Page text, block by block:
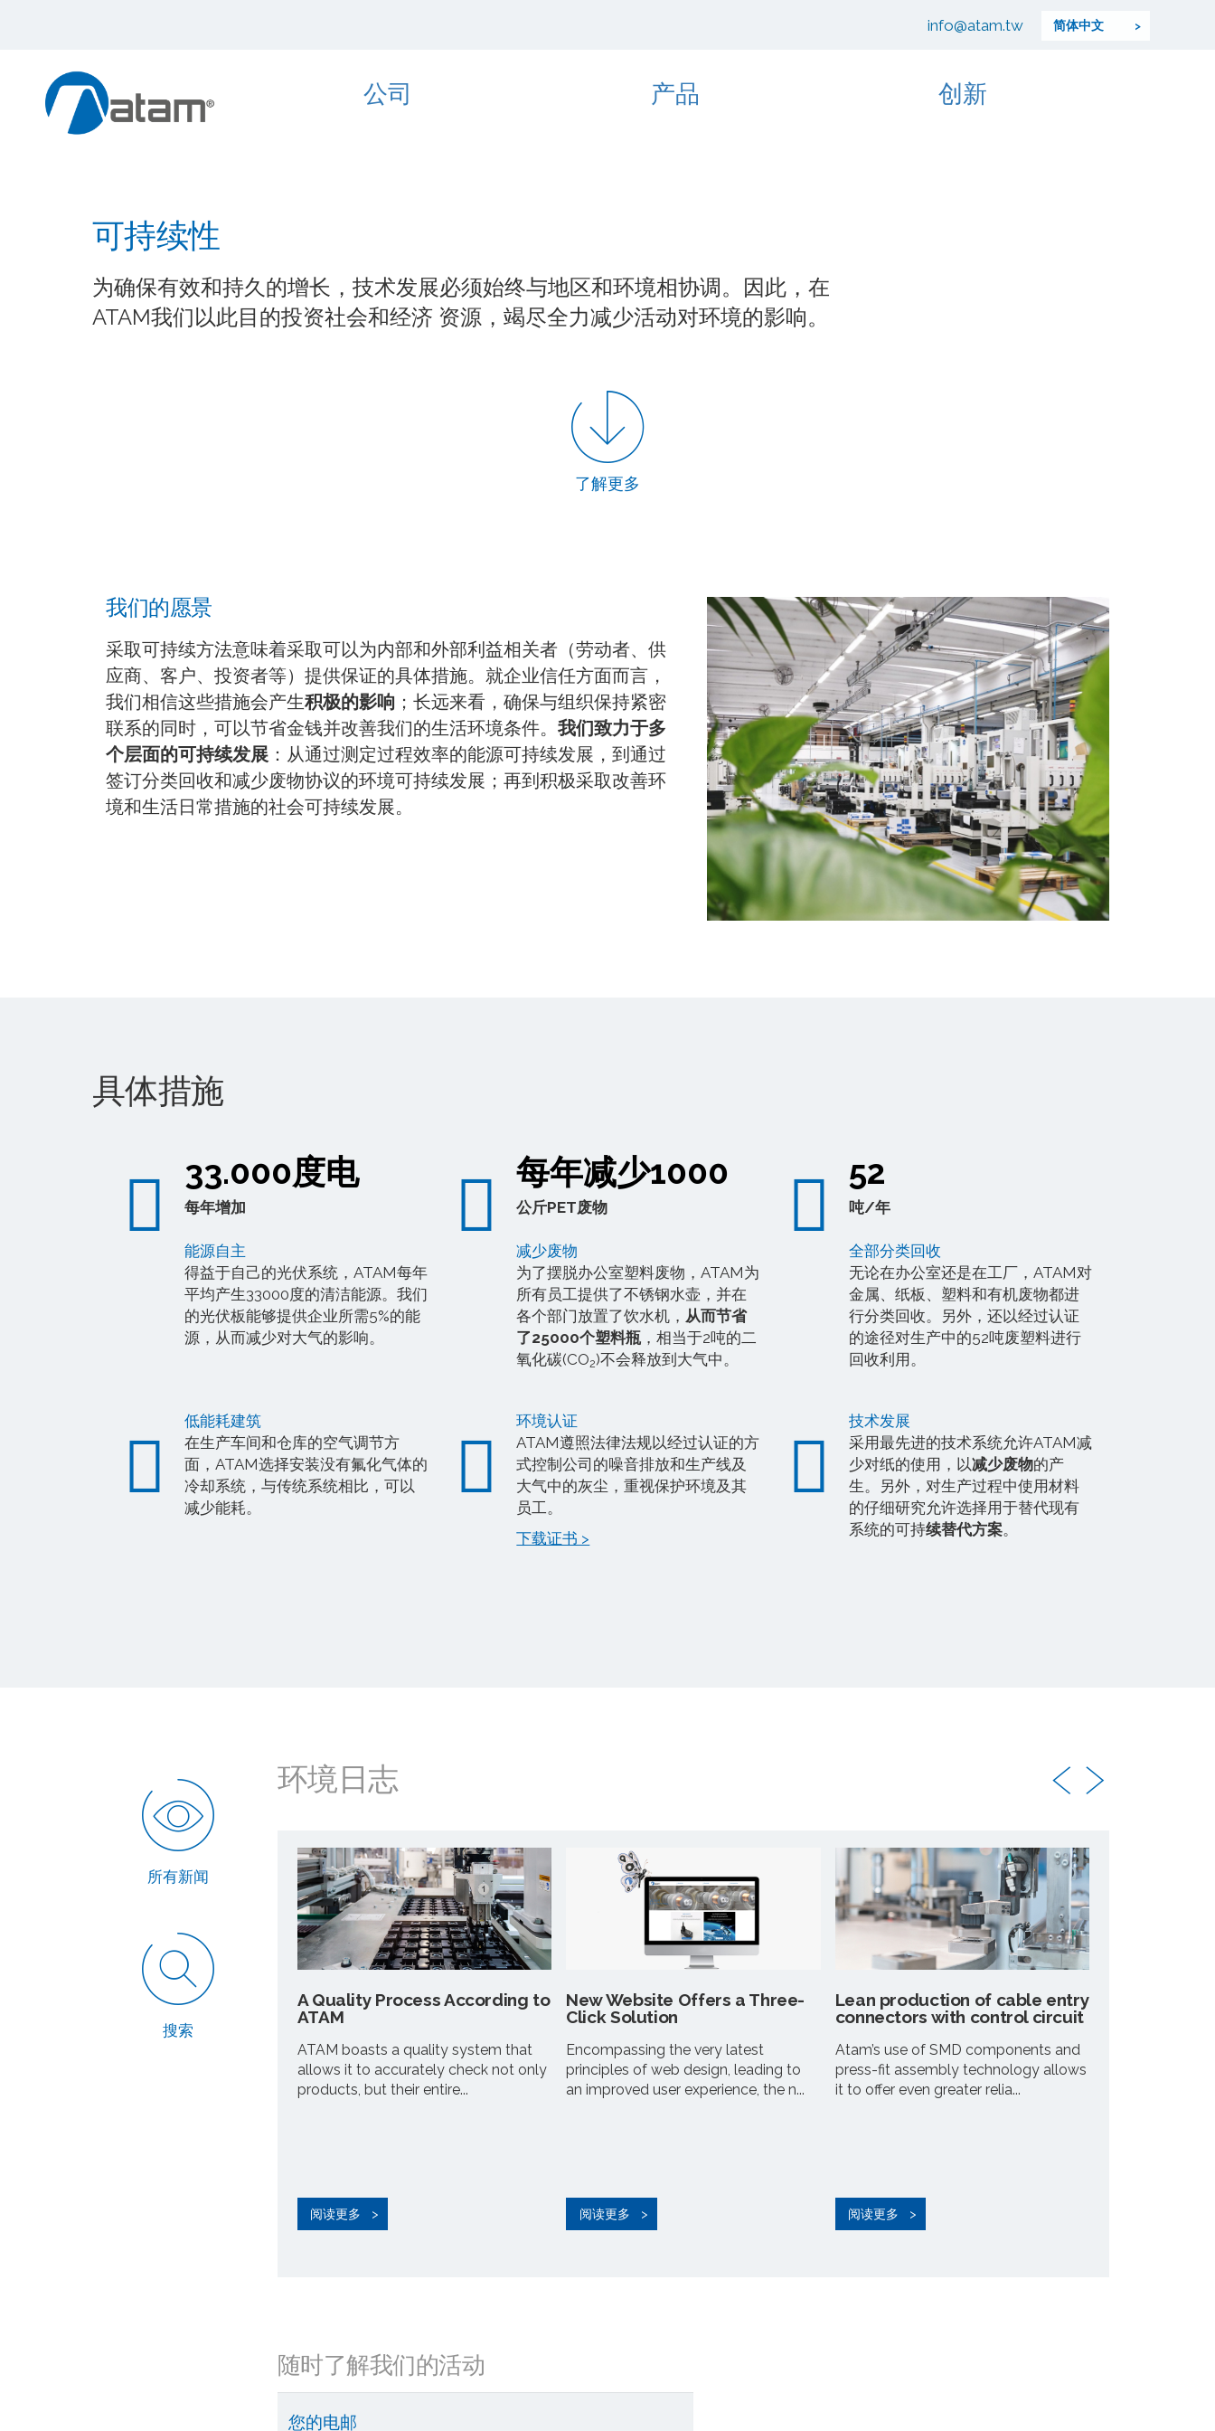
简体中文
info@atam.tw
公司 产品 创新
可持续性
为确保有效和持久的增长，技术发展必须始终与地区和环境相协调。因此，在
ATAM我们以此目的投资社会和经济 资源，竭尽全力减少活动对环境的影响。
了解更多
我们的愿景
采取可持续方法意味着采取可以为内部和外部利益相关者（劳动者、供
应商、客户、投资者等）提供保证的具体措施。就企业信任方面而言，
我们相信这些措施会产生积极的影响 ；长远来看，确保与组织保持紧密
联系的同时，可以节省金钱并改善我们的生活环境条件。 我们致力于多
个层面的可持续发展 ：从通过测定过程效率的能源可持续发展，到通过
签订分类回收和减少废物协议的环境可持续发展；再到积极采取改善环
境和生活日常措施的社会可持续发展。
具体措施
33.000度电
每年增加
能源自主
得益于自己的光伏系统，ATAM每年
平均产生33000度的清洁能源。我们
的光伏板能够提供企业所需5%的能
源，从而减少对大气的影响。
每年减少1000
公斤PET废物
减少废物
为了摆脱办公室塑料废物，ATAM为
所有员工提供了不锈钢水壶，并在
各个部门放置了饮水机， 从而节省
了25000个塑料瓶 ，相当于2吨的二
氧化碳(CO2)不会释放到大气中。
52
吨/年
全部分类回收
无论在办公室还是在工厂，ATAM对
金属、纸板、塑料和有机废物都进
行分类回收。另外，还以经过认证
的途径对生产中的52吨废塑料进行
回收利用。
低能耗建筑
在生产车间和仓库的空气调节方
面，ATAM选择安装没有氟化气体的
冷却系统，与传统系统相比，可以
减少能耗。
环境认证
ATAM遵照法律法规以经过认证的方
式控制公司的噪音排放和生产线及
大气中的灰尘，重视保护环境及其
员工。
下载证书 >
技术发展
采用最先进的技术系统允许ATAM减
少对纸的使用，以减少废物的产
生。另外，对生产过程中使用材料
的仔细研究允许选择用于替代现有
系统的可持续替代方案。
所有新闻
搜索
环境日志
A Quality Process According to
ATAM
ATAM boasts a quality system that
allows it to accurately check not only
products, but their entire...
阅读更多
New Website Offers a Three-
Click Solution
Encompassing the very latest
principles of web design, leading to
an improved user experience, the n...
阅读更多
Lean production of cable entry
connectors with control circuit
Atam’s use of SMD components and
press-fit assembly technology allows
it to offer even greater relia...
阅读更多
随时了解我们的活动